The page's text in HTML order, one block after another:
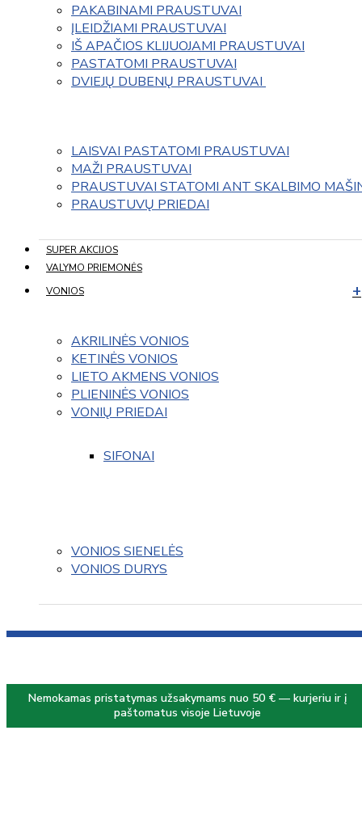
PAKABINAMI PRAUSTUVAI
ĮLEIDŽIAMI PRAUSTUVAI
IŠ APAČIOS KLIJUOJAMI PRAUSTUVAI
PASTATOMI PRAUSTUVAI
DVIEJŲ DUBENŲ PRAUSTUVAI
LAISVAI PASTATOMI PRAUSTUVAI
MAŽI PRAUSTUVAI
PRAUSTUVAI STATOMI ANT SKALBIMO
PRAUSTUVŲ PRIEDAI
SUPER AKCIJOS
VALYMO PRIEMONĖS
VONIOS
AKRILINĖS VONIOS
KETINĖS VONIOS
LIETO AKMENS VONIOS
PLIENINĖS VONIOS
VONIŲ PRIEDAI
SIFONAI
VONIOS SIENELĖS
VONIOS DURYS
Nemokamas pristatymas užsakymams nuo 50 € — kurjeriu ir į
paštomatus visoje Lietuvoje